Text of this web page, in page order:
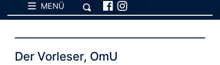
MENÜ
Der Vorleser, OmU